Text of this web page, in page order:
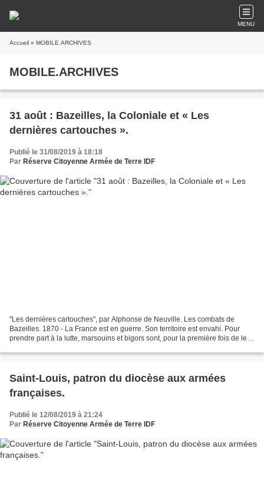
MENU
Accueil » MOBILE.ARCHIVES
MOBILE.ARCHIVES
31 août : Bazeilles, la Coloniale et « Les
dernières cartouches ».
Publié le 31/08/2019 à 18:18
Par Réserve Citoyenne Armée de Terre IDF
"Les dernières cartouches", par Alphonse de Neuville. Les combats de
Bazeilles. 1870 - La France est en guerre. Son territoire est envahi. Pour
prendre part à la lutte, marsouins et bigors sont, pour la première fois de leur
Saint-Louis, patron du diocèse aux armées
françaises.
Publié le 12/08/2019 à 21:24
Par Réserve Citoyenne Armée de Terre IDF